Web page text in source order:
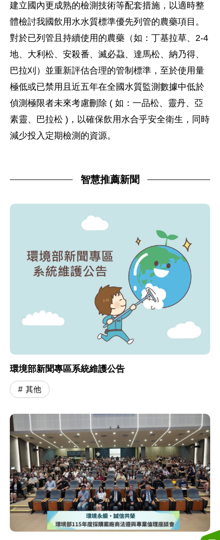
建立國內更成熟的檢測技術等配套措施，以適時整
體檢討我國飲用水水質標準優先列管的農藥項目。
對於已列管且持續使用的農藥（如：丁基拉草、2-4
地、大利松、安殺番、滅必蝨、達馬松、納乃得、
巴拉刈）並重新評估合理的管制標準，至於使用量
極低或已禁用且近五年在全國水質監測數據中低於
偵測極限者未來考慮刪除 ( 如：一品松、靈丹、亞
素靈、巴拉松 )，以確保飲用水合乎安全衛生，同時
減少投入定期檢測的資源。
智慧推薦新聞
環境部新聞專區系統維護公告
其他